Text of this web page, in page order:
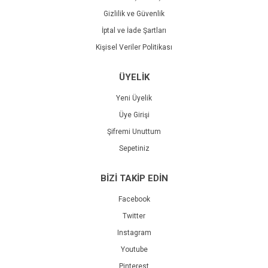
Gizlilik ve Güvenlik
İptal ve İade Şartları
Kişisel Veriler Politikası
ÜYELİK
Yeni Üyelik
Üye Girişi
Şifremi Unuttum
Sepetiniz
BİZİ TAKİP EDİN
Facebook
Twitter
Instagram
Youtube
Pinterest